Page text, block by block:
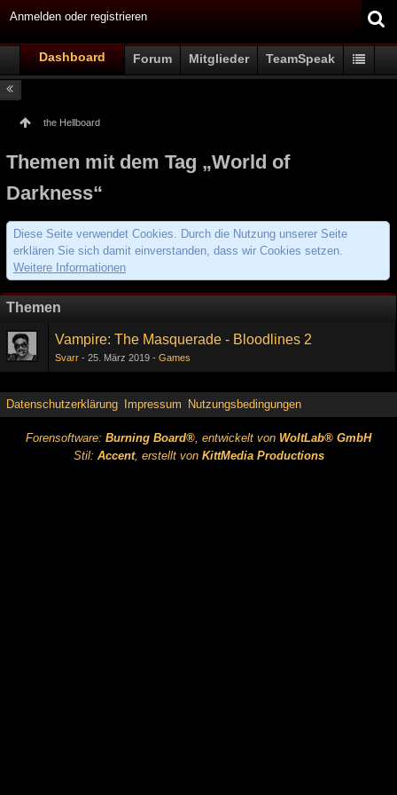
Anmelden oder registrieren
Dashboard Forum Mitglieder TeamSpeak
the Hellboard
Themen mit dem Tag „World of
Darkness“
Diese Seite verwendet Cookies. Durch die Nutzung unserer Seite
erklären Sie sich damit einverstanden, dass wir Cookies setzen.
Weitere Informationen
Themen
Vampire: The Masquerade - Bloodlines 2
Svarr 25. März 2019 Games
Datenschutzerklärung Impressum Nutzungsbedingungen
Forensoftware: Burning Board®, entwickelt von WoltLab® GmbH
Stil: Accent, erstellt von KittMedia Productions